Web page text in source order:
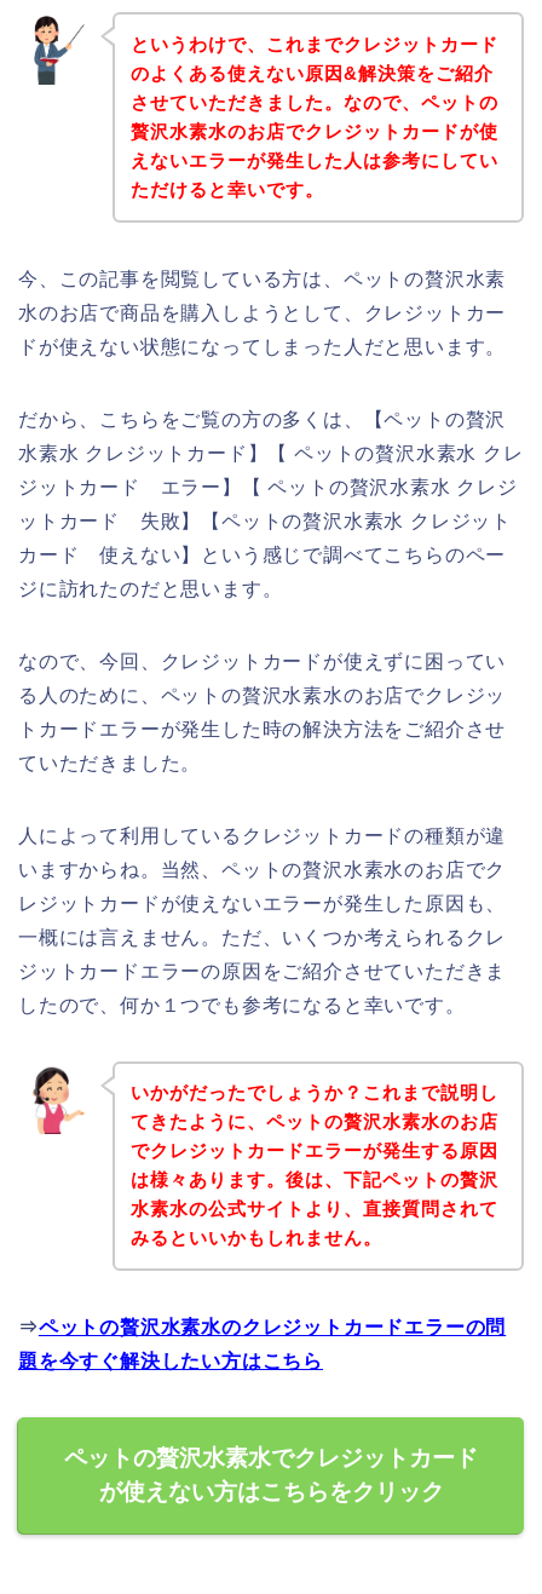
というわけで、これまでクレジットカード
のよくある使えない原因&解決策をご紹介
させていただきました。なので、ペットの
贅沢水素水のお店でクレジットカードが使
えないエラーが発生した人は参考にしてい
ただけると幸いです。
今、この記事を閲覧している方は、ペットの贅沢水素
水のお店で商品を購入しようとして、クレジットカー
ドが使えない状態になってしまった人だと思います。
だから、こちらをご覧の方の多くは、【ペットの贅沢
水素水 クレジットカード】【 ペットの贅沢水素水 クレ
ジットカード エラー】【 ペットの贅沢水素水 クレジ
ットカード 失敗】【ペットの贅沢水素水 クレジット
カード 使えない】という感じで調べてこちらのペー
ジに訪れたのだと思います。
なので、今回、クレジットカードが使えずに困ってい
る人のために、ペットの贅沢水素水のお店でクレジッ
トカードエラーが発生した時の解決方法をご紹介させ
ていただきました。
人によって利用しているクレジットカードの種類が違
いますからね。当然、ペットの贅沢水素水のお店でク
レジットカードが使えないエラーが発生した原因も、
一概には言えません。ただ、いくつか考えられるクレ
ジットカードエラーの原因をご紹介させていただきま
したので、何か１つでも参考になると幸いです。
いかがだったでしょうか？これまで説明し
てきたように、ペットの贅沢水素水のお店
でクレジットカードエラーが発生する原因
は様々あります。後は、下記ペットの贅沢
水素水の公式サイトより、直接質問されて
みるといいかもしれません。
⇒ペットの贅沢水素水のクレジットカードエラーの問
題を今すぐ解決したい方はこちら
ペットの贅沢水素水でクレジットカード
が使えない方はこちらをクリック